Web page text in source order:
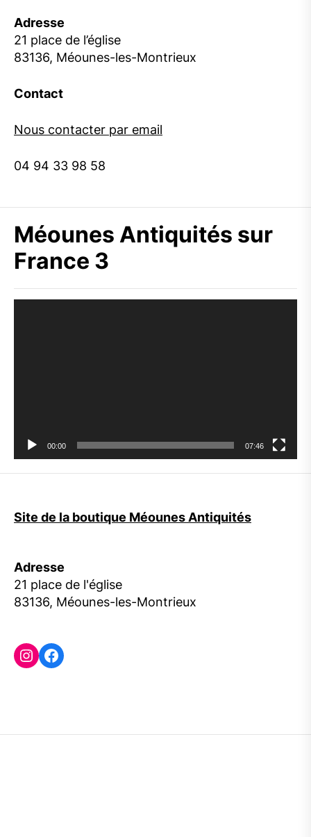
Adresse
21 place de l’église
83136, Méounes-les-Montrieux
Contact
Nous contacter par email
04 94 33 98 58
Méounes Antiquités sur
France 3
00:00 07:46
Site de la boutique Méounes Antiquités
Adresse
21 place de l'église
83136, Méounes-les-Montrieux
Instagram
Facebook